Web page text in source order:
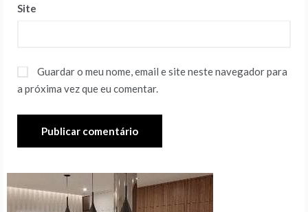
Site
Guardar o meu nome, email e site neste navegador para
a próxima vez que eu comentar.